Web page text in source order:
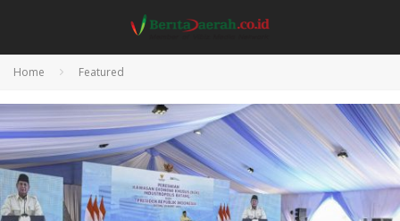
Home Featured